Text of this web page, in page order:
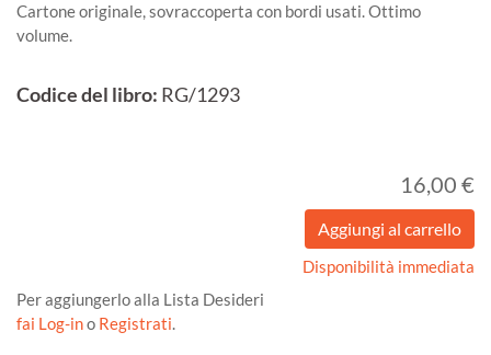
Cartone originale, sovraccoperta con bordi usati. Ottimo
volume.
Codice del libro: RG/1293
16,00 €
Disponibilità immediata
Per aggiungerlo alla Lista Desideri
fai Log-ino Registrati.